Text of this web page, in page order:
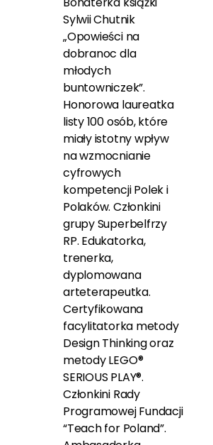
Sylwii Chutnik
„Opowieści na
dobranoc dla
młodych
buntowniczek”.
Honorowa laureatka
listy 100 osób, które
miały istotny wpływ
na wzmocnianie
cyfrowych
kompetencji Polek i
Polaków. Członkini
grupy Superbelfrzy
RP. Edukatorka,
trenerka,
dyplomowana
arteterapeutka.
Certyfikowana
facylitatorka metody
Design Thinking oraz
metody LEGO®
SERIOUS PLAY®.
Członkini Rady
Programowej Fundacji
“Teach for Poland”.